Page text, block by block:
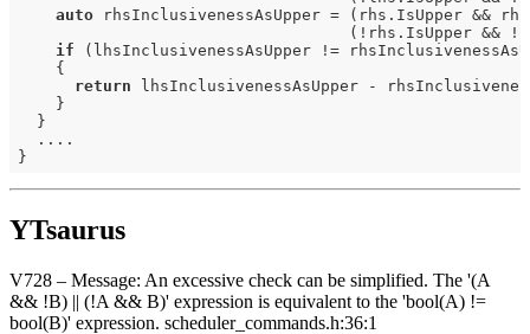
auto rhsInclusivenessAsUpper = (rhs.IsUpper &&
(!rhs.IsUpper &&
if (lhsInclusivenessAsUpper !=
    {
return lhsInclusivenessAsUpper -
    }
  }
  ....
YTsaurus
V728 – Message: An excessive check can be simplified. The '(A
&& !B) || (!A && B)' expression is equivalent to the 'bool(A) !=
bool(B)' expression. scheduler_commands.h:36:1